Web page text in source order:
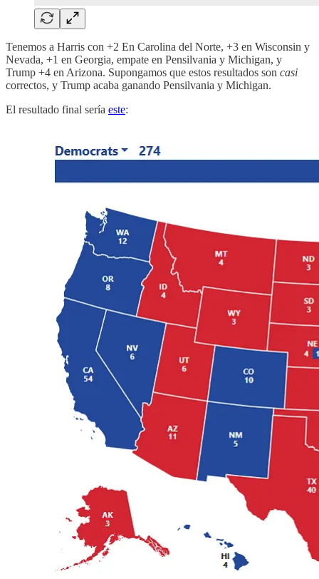
Tenemos a Harris con +2 En Carolina del Norte, +3 en Wisconsin y
Nevada, +1 en Georgia, empate en Pensilvania y Michigan, y
Trump +4 en Arizona. Supongamos que estos resultados son casi
correctos, y Trump acaba ganando Pensilvania y Michigan.
El resultado final sería este: